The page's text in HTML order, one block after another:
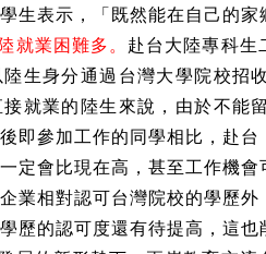
生表示，「既然能在自己的家
就業困難多。 赴台大陸專科生
生身分通過台灣大學院校招
就業的陸生來說，由於不能
即參加工作的同學相比，赴
定會比現在高，甚至工作機
業相對認可台灣院校的學歷
歷的認可度還有待提高，這也